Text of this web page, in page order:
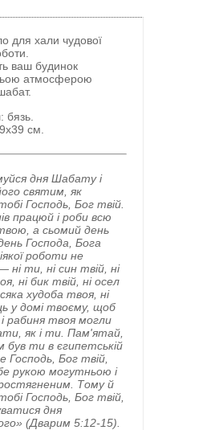
для хали чудової
ваш будинок
атмосферою
бязь.
см.
дня Шабату і
святим, як
Господь, Бог твій.
працюй і роби всю
а сьомий день
Господа, Бога
роботи не
ні ти, ні син твій, ні
ні бик твій, ні осел
худоба твоя, ні
у домі твоєму, щоб
рабиня твоя могли
як і ти. Пам'ятай,
був ти в єгипетській
Господь, Бог твій,
рукою могутньою і
Тому й
Господь, Бог твій,
дня
(Дварим 5:12-15).